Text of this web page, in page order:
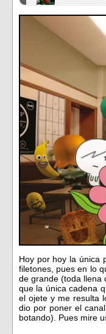
Hoy por hoy la única
filetones, pues en lo
de grande (toda llena
que la única cadena
el ojete y me resulta
dio por poner el
botando). Pues mire